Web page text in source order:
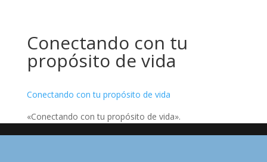
Conectando con tu
propósito de vida
Conectando con tu propósito de vida
«Conectando con tu propósito de vida».